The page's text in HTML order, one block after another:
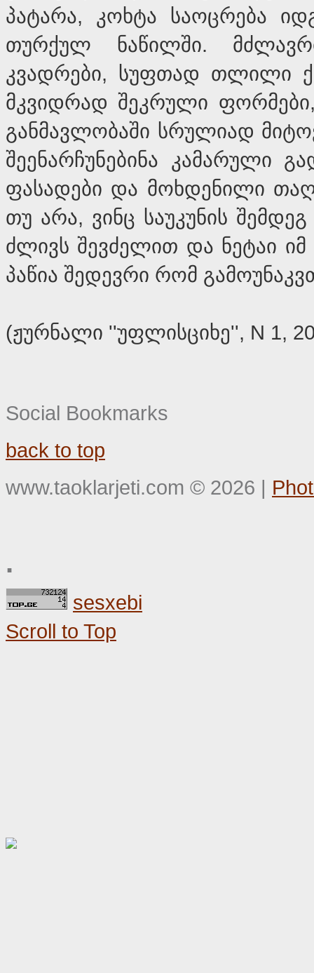
პატარა, კოხტა საოცრება
თურქულ ნაწილში.
კვადრები, სუფთად თლილი
მკვიდრად შეკრული
განმავლობაში სრულიად
შეენარჩუნებინა კამარული
ფასადები და მოხდენილი
თუ არა, ვინც საუკუნის
ძლივს შევძელით და ნეტაი იმ
პაწია შედევრი რომ
(ჟურნალი ''უფლისციხე'', N 1,
Social Bookmarks
back to top
www.taoklarjeti.com © 2026 |
.
sesxebi
Scroll to Top